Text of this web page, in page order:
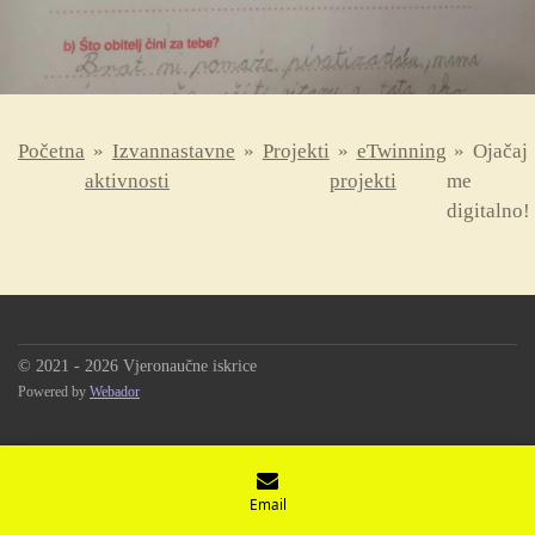
Početna » Izvannastavne
aktivnosti
» Projekti » eTwinning
projekti
» Ojačaj
me
digitalno!
© 2021 - 2026 Vjeronaučne iskrice
Powered by Webador
Email